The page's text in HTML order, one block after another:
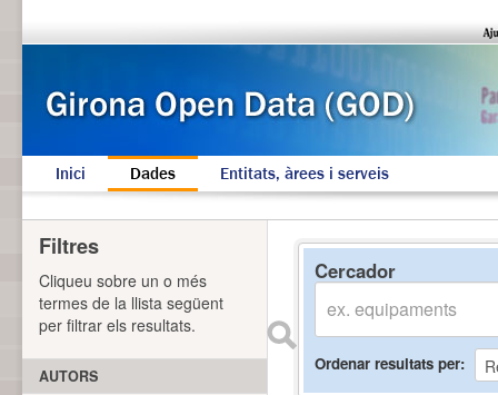
Inici Dades Entitats, àrees i serveis
Cercador
Ordenar resultats per
Filtres
Cliqueu sobre un o més
termes de la llista següent
per filtrar els resultats.
AUTORS